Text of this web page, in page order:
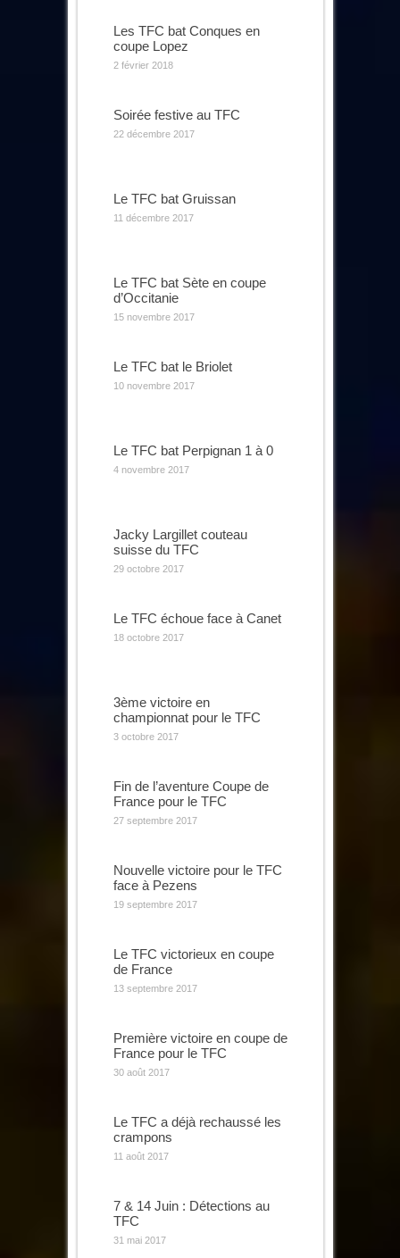
Les TFC bat Conques en
coupe Lopez
2 février 2018
Soirée festive au TFC
22 décembre 2017
Le TFC bat Gruissan
11 décembre 2017
Le TFC bat Sète en coupe
d’Occitanie
15 novembre 2017
Le TFC bat le Briolet
10 novembre 2017
Le TFC bat Perpignan 1 à 0
4 novembre 2017
Jacky Largillet couteau
suisse du TFC
29 octobre 2017
Le TFC échoue face à Canet
18 octobre 2017
3ème victoire en
championnat pour le TFC
3 octobre 2017
Fin de l’aventure Coupe de
France pour le TFC
27 septembre 2017
Nouvelle victoire pour le TFC
face à Pezens
19 septembre 2017
Le TFC victorieux en coupe
de France
13 septembre 2017
Première victoire en coupe de
France pour le TFC
30 août 2017
Le TFC a déjà rechaussé les
crampons
11 août 2017
7 & 14 Juin : Détections au
TFC
31 mai 2017